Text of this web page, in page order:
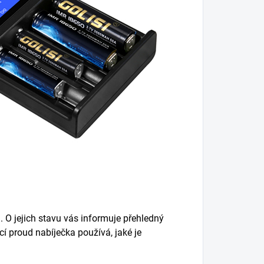
O jejich stavu vás informuje přehledný
proud nabíječka používá, jaké je